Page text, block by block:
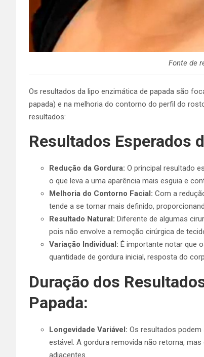
Fonte de
Os resultados da lipo enzimática de papada são
papada) e na melhoria do contorno do perfil do
resultados:
Resultados Esperados
Redução da Gordura: O principal resultado
o que leva a uma aparência mais esguia e
Melhoria do Contorno Facial: Com a
tende a se tornar mais definido,
Resultado Natural: Diferente de algumas
pois não envolve a remoção cirúrgica de
Variação Individual: É importante notar que
quantidade de gordura inicial, resposta do
Duração dos
Papada:
Longevidade Variável: Os resultados
estável. A gordura removida não retorna,
adjacentes.